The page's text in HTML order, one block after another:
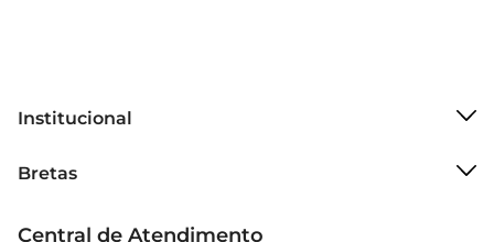
Institucional
Grupo Cencosud
Bretas
Central de Atendimento